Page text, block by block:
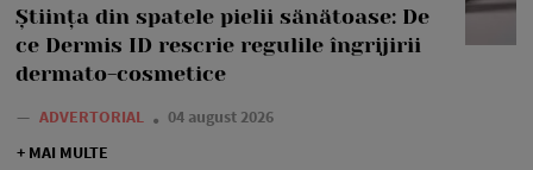
Știința din spatele pielii sănătoase: De
ce Dermis ID rescrie regulile îngrijirii
dermato-cosmetice
— ADVERTORIAL
04 august 2026
+ MAI MULTE